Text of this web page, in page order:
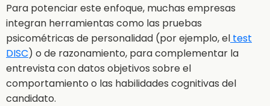
Para potenciar este enfoque, muchas empresas
integran herramientas como las pruebas
psicométricas de personalidad (por ejemplo, el test
DISC) o de razonamiento, para complementar la
entrevista con datos objetivos sobre el
comportamiento o las habilidades cognitivas del
candidato.